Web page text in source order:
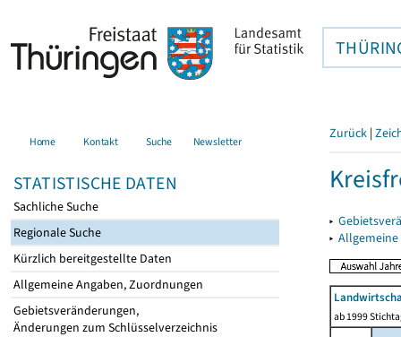
Home Kontakt Suche Newsletter
STATISTISCHE DATEN
Sachliche Suche
Regionale Suche
Kürzlich bereitgestellte Daten
Allgemeine Angaben, Zuordnungen
Gebietsveränderungen,
Änderungen zum Schlüsselverzeichnis
Zurück |
▸
▸
ab 1999